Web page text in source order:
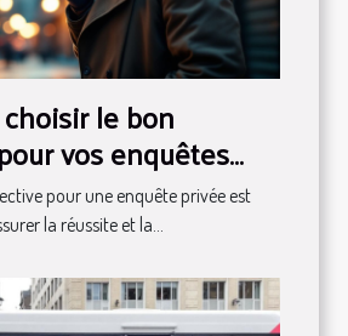
le bon
vos enquêtes
pour une enquête privée est
la réussite et la...